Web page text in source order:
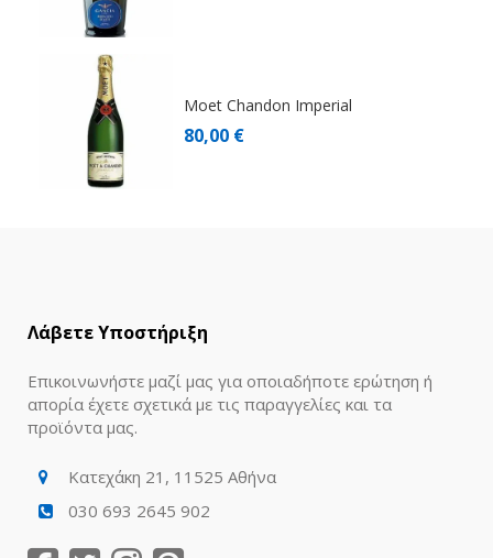
Moet Chandon Imperial
80,00 €
Λάβετε Υποστήριξη
Επικοινωνήστε μαζί μας για οποιαδήποτε ερώτηση ή
απορία έχετε σχετικά με τις παραγγελίες και τα
προϊόντα μας.
Κατεχάκη 21, 11525 Αθήνα
030 693 2645 902